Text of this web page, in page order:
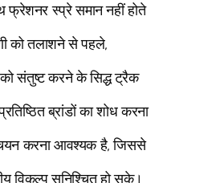
फ्रेशनर स्प्रे समान नहीं होते
को तलाशने से पहले,
संतुष्ट करने के सिद्ध ट्रैक
ब्रांडों का शोध करना
करना आवश्यक है, जिससे
विकल्प सुनिश्चित हो सके।